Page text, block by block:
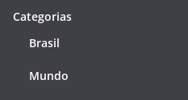
Categorias
Brasil
Mundo